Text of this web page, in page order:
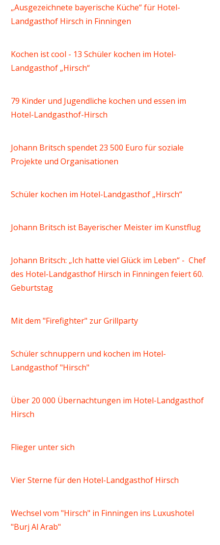
„Ausgezeichnete bayerische Küche“ für Hotel-
Landgasthof Hirsch in Finningen
Kochen ist cool - 13 Schüler kochen im Hotel-
Landgasthof „Hirsch“
79 Kinder und Jugendliche kochen und essen im
Hotel-Landgasthof-Hirsch
Johann Britsch spendet 23 500 Euro für soziale
Projekte und Organisationen
Schüler kochen im Hotel-Landgasthof „Hirsch“
Johann Britsch ist Bayerischer Meister im Kunstflug
Johann Britsch: „Ich hatte viel Glück im Leben“ - Chef
des Hotel-Landgasthof Hirsch in Finningen feiert 60.
Geburtstag
Mit dem "Firefighter" zur Grillparty
Schüler schnuppern und kochen im Hotel-
Landgasthof "Hirsch"
Über 20 000 Übernachtungen im Hotel-Landgasthof
Hirsch
Flieger unter sich
Vier Sterne für den Hotel-Landgasthof Hirsch
Wechsel vom "Hirsch" in Finningen ins Luxushotel
"Burj Al Arab"